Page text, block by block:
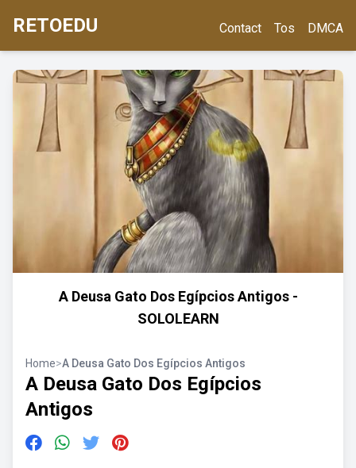
RETOEDU Contact Tos DMCA
A Deusa Gato Dos Egípcios Antigos -
SOLOLEARN
Home>A Deusa Gato Dos Egípcios Antigos
A Deusa Gato Dos Egípcios
Antigos